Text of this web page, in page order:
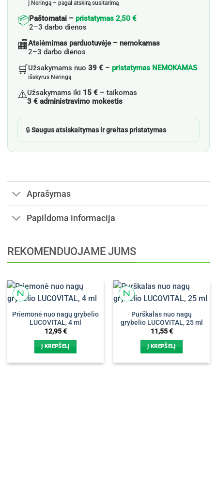
Į Neringą – pagal atskirą susitarimą
📦Paštomatai – pristatymas 2,50 €
2–3 darbo dienos
🏬Atsiėmimas parduotuvėje – nemokamas
2–3 darbo dienos
🛒Užsakymams nuo 39 € – pristatymas NEMOKAMAS
išskyrus Neringą
⚠️Užsakymams iki 15 € – taikomas
3 € administravimo mokestis
🔒Saugus atsiskaitymas ir greitas pristatymas
Aprašymas
Papildoma informacija
REKOMENDUOJAME JUMS
Priemonė nuo nagų grybelio
LUCOVITAL, 4 ml
12,95€
Į KREPŠELĮ
Purškalas nuo nagų
grybelio LUCOVITAL, 25 ml
11,55€
Į KREPŠELĮ